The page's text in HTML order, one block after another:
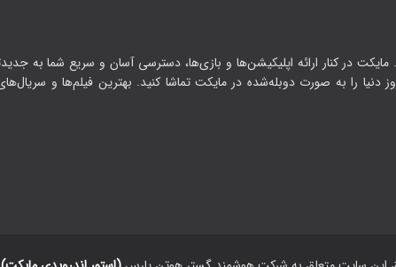
در کنار ارائه اپلیکیشن‌ها و بازی‌ها، دسترسی آسان و سریع شما به
را به صورت دوبله‌شده در مایکت تماشا کنید. بهترین فیلم‌ها و